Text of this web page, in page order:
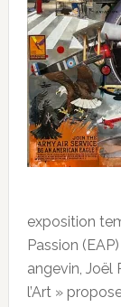
exposition
Passion
angevin, Joël
l’Art »